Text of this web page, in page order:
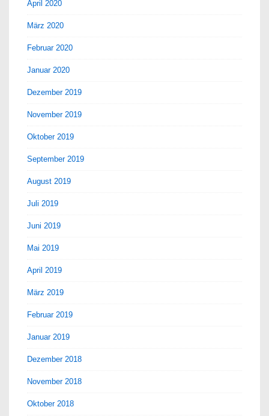
April 2020
März 2020
Februar 2020
Januar 2020
Dezember 2019
November 2019
Oktober 2019
September 2019
August 2019
Juli 2019
Juni 2019
Mai 2019
April 2019
März 2019
Februar 2019
Januar 2019
Dezember 2018
November 2018
Oktober 2018